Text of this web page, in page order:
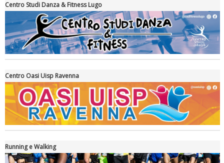
La formazione Uisp rallenta ma prosegue anche in estate
Centro Studi Danza & Fitness Lugo
Centro Oasi Uisp Ravenna
Running e Walking